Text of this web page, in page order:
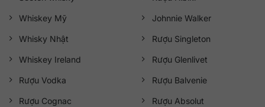
Whiskey Mỹ
Whisky Nhật
Whiskey Ireland
Rượu Vodka
Rượu Cognac
Johnnie Walker
Rượu Singleton
Rượu Glenlivet
Rượu Balvenie
Rượu Absolut